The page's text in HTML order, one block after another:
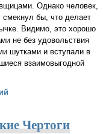
Однако человек,
бы, что делает
Видимо, это хорошо
не без удовольствия
шутками и вступали в
взаимовыгодной
1)
Чертоги